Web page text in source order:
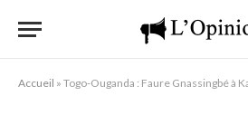
Accueil » Togo-Ouganda : Faure Gnassingbé à Kampala